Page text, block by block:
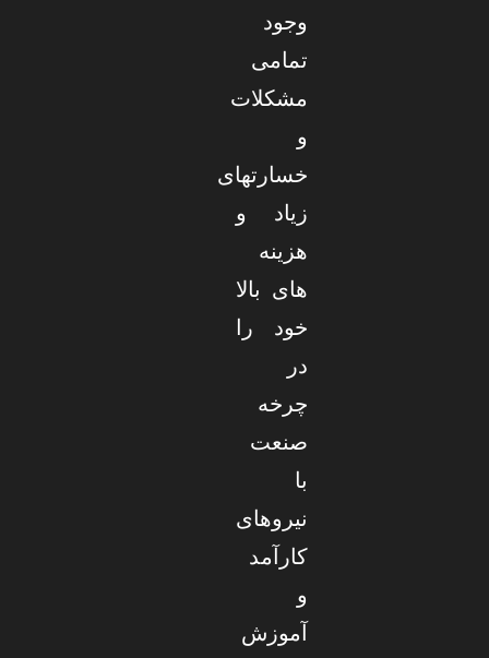
وجود
تمامی
مشکلات
و
خسارتهای
زیاد و
هزینه
های بالا
خود را
در
چرخه
صنعت
با
نیروهای
کارآمد
و
آموزش